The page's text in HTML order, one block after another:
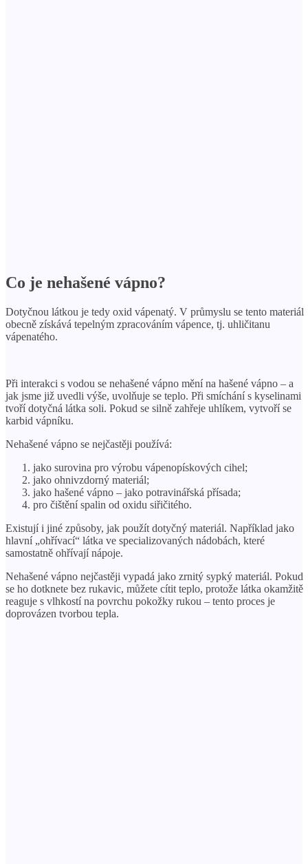
Co je nehašené vápno?
Dotyčnou látkou je tedy oxid vápenatý. V průmyslu se tento materiál
obecně získává tepelným zpracováním vápence, tj. uhličitanu
vápenatého.
Při interakci s vodou se nehašené vápno mění na hašené vápno – a
jak jsme již uvedli výše, uvolňuje se teplo. Při smíchání s kyselinami
tvoří dotyčná látka soli. Pokud se silně zahřeje uhlíkem, vytvoří se
karbid vápníku.
Nehašené vápno se nejčastěji používá:
jako surovina pro výrobu vápenopískových cihel;
jako ohnivzdorný materiál;
jako hašené vápno – jako potravinářská přísada;
pro čištění spalin od oxidu siřičitého.
Existují i ​​​​jiné způsoby, jak použít dotyčný materiál. Například jako
hlavní „ohřívací“ látka ve specializovaných nádobách, které
samostatně ohřívají nápoje.
Nehašené vápno nejčastěji vypadá jako zrnitý sypký materiál. Pokud
se ho dotknete bez rukavic, můžete cítit teplo, protože látka okamžitě
reaguje s vlhkostí na povrchu pokožky rukou – tento proces je
doprovázen tvorbou tepla.